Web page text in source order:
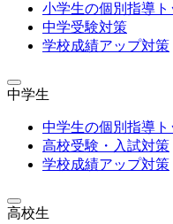
小学生の個別指導ト
中学受験対策
学校成績アップ対策
中学生
中学生の個別指導ト
高校受験・入試対策
学校成績アップ対策
高校生